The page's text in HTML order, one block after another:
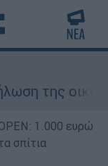
της
1.000 ευρώ
σπίτια